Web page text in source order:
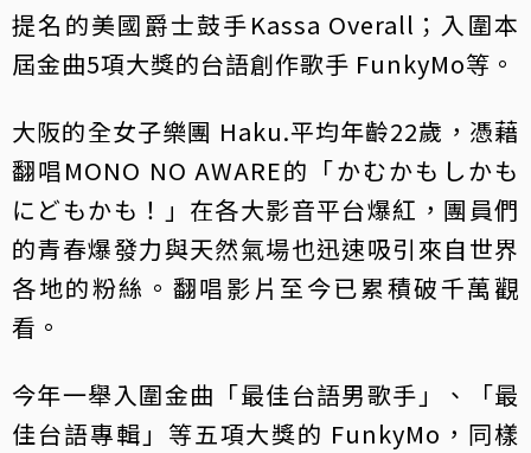
提名的美國爵士鼓手Kassa Overall；入圍本
屆金曲5項大獎的台語創作歌手 FunkyMo等。
大阪的全女子樂團 Haku.平均年齡22歲，憑藉
翻唱MONO NO AWARE的「かむかもしかも
にどもかも！」在各大影音平台爆紅，團員們
的青春爆發力與天然氣場也迅速吸引來自世界
各地的粉絲。翻唱影片至今已累積破千萬觀
看。
今年一舉入圍金曲「最佳台語男歌手」、「最
佳台語專輯」等五項大獎的 FunkyMo，同樣